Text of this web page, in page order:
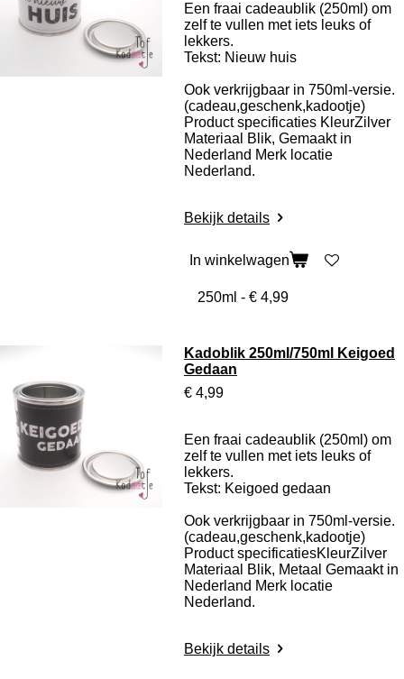
Een fraai cadeaublik (250ml) om
zelf te vullen met iets leuks of
lekkers.
Tekst: Nieuw huis
Ook verkrijgbaar in 750ml-versie.
(cadeau,geschenk,kadootje)
Product specificaties KleurZilver
Materiaal Blik, Gemaakt in
Nederland Merk locatie
Nederland.
Bekijk details
In winkelwagen
Kadoblik 250ml/750ml Keigoed
Gedaan
€ 4,99
Een fraai cadeaublik (250ml) om
zelf te vullen met iets leuks of
lekkers.
Tekst: Keigoed gedaan
Ook verkrijgbaar in 750ml-versie.
(cadeau,geschenk,kadootje)
Product specificatiesKleurZilver
Materiaal Blik, Metaal Gemaakt in
Nederland Merk locatie
Nederland.
Bekijk details